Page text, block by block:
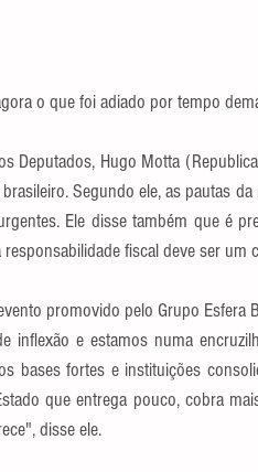
o que foi adiado por tempo
Deputados, Hugo Motta
Segundo ele, as pautas
Ele disse também que é
fiscal deve ser um
promovido pelo Grupo Esfera
inflexão e estamos numa
bases fortes e instituições
que entrega pouco, cobra
disse ele.